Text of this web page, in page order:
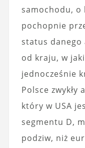
samochodu, o
pochopnie
status danego
od kraju, w
jednocześnie
Polsce zwykły
który w USA
segmentu D,
podziw, niż